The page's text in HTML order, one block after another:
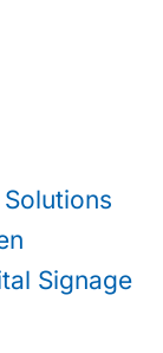
Signage